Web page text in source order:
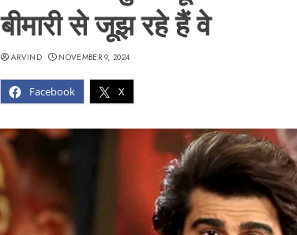
बीमारी से जूझ रहे हैं वे
Facebook X
ARVIND NOVEMBER 9, 2024